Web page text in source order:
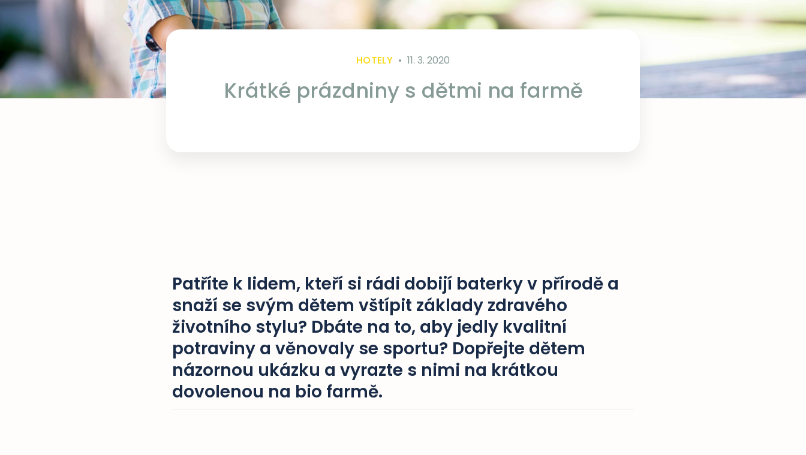
HOTELY 11. 3. 2020
Krátké prázdniny s dětmi na farmě
Patříte k lidem, kteří si rádi dobijí baterky v přírodě a
snaží se svým dětem vštípit základy zdravého
životního stylu? Dbáte na to, aby jedly kvalitní
potraviny a věnovaly se sportu? Dopřejte dětem
názornou ukázku a vyrazte s nimi na krátkou
dovolenou na bio farmě.